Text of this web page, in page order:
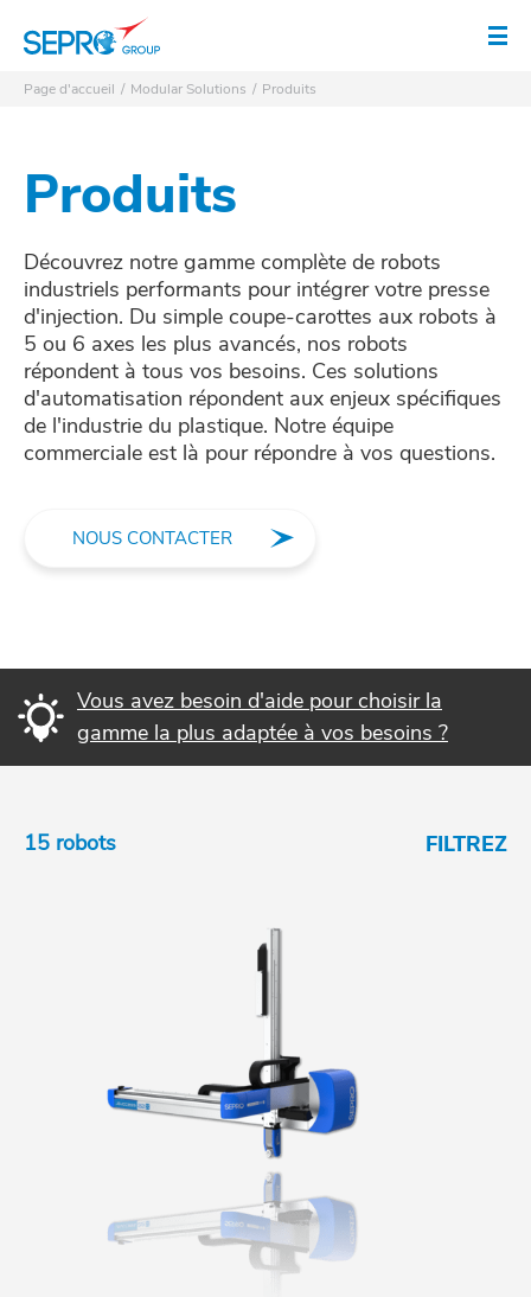
Page d'accueil Modular Solutions Produits
Produits
Découvrez notre gamme complète de robots
industriels performants pour intégrer votre presse
d'injection. Du simple coupe-carottes aux robots à
5 ou 6 axes les plus avancés, nos robots
répondent à tous vos besoins. Ces solutions
d'automatisation répondent aux enjeux spécifiques
de l'industrie du plastique. Notre équipe
commerciale est là pour répondre à vos questions.
NOUS CONTACTER
Vous avez besoin d'aide pour choisir la
gamme la plus adaptée à vos besoins ?
15 robots FILTREZ